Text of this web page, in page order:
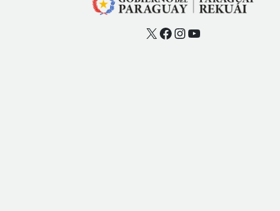
X Facebook
Instagram
YouTube